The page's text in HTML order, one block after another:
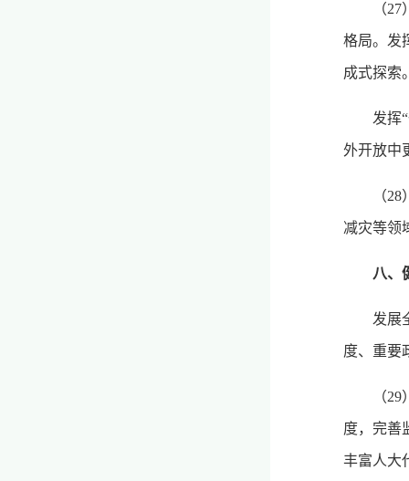
（
格局。发
成式探索
发挥
外开放中
（
减灾等领
八、
发展
度、重要
（
度，完善
丰富人大